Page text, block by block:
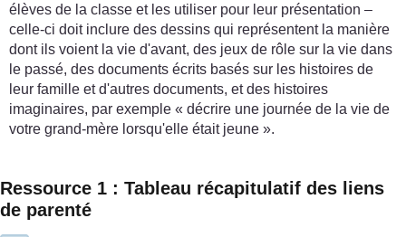
élèves de la classe et les utiliser pour leur présentation –
celle-ci doit inclure des dessins qui représentent la manière
dont ils voient la vie d'avant, des jeux de rôle sur la vie dans
le passé, des documents écrits basés sur les histoires de
leur famille et d'autres documents, et des histoires
imaginaires, par exemple « décrire une journée de la vie de
votre grand-mère lorsqu'elle était jeune ».
Ressource 1 : Tableau récapitulatif des liens
de parenté